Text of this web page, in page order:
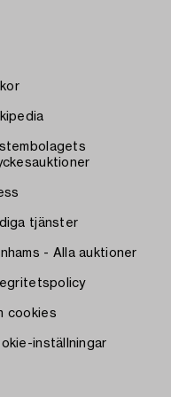
tjänster
- Alla auktioner
cookies
inställningar